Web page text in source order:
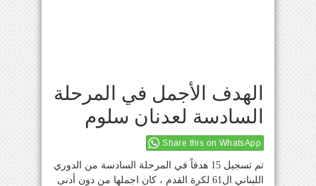
الهدف الأجمل في المرحلة
السادسة لعدنان سلوم
Share this on WhatsApp
تم تسجيل 15 هدفاً في المرحلة السادسة من الدوري
اللبناني ال61 لكرة القدم ، كان اجملها من دون أدنى